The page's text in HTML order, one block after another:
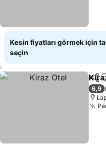
Kesin fiyatları görmek için
seçin
6,9